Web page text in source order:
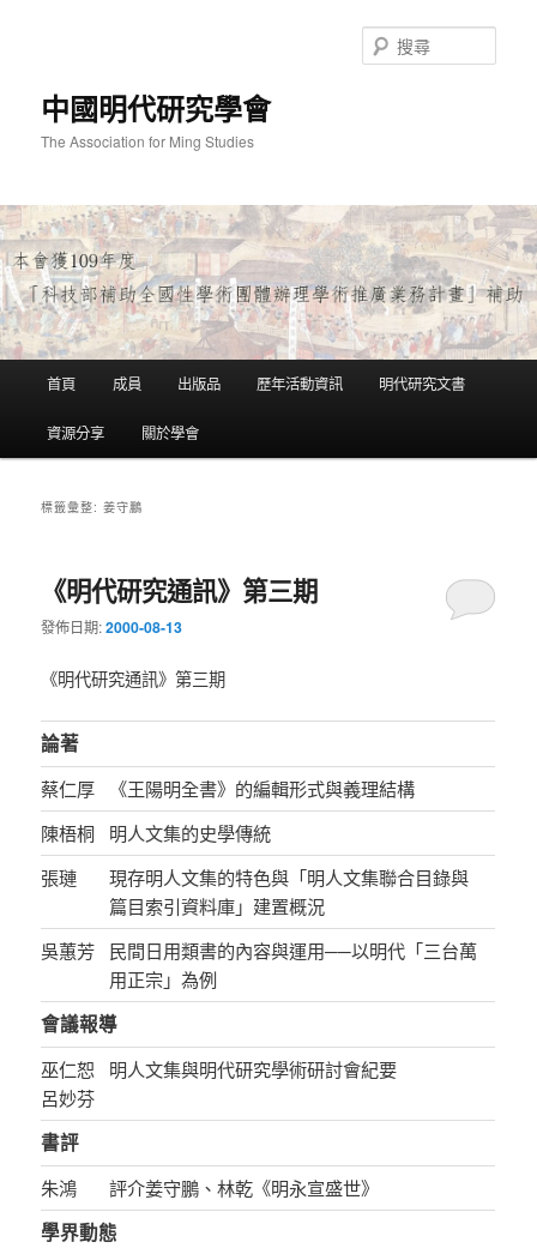
中國明代研究學會
The Association for Ming Studies
尋
首頁 成員 出版品 歷年活動資訊 明代研究文書
資源分享 關於學會
標籤彙整:姜守鵬
《明代研究通訊》第三期
發佈日期:2000-08-13
《明代研究通訊》第三期
論著
蔡仁厚
《王陽明全書》的編輯形式與義理結構
陳梧桐
明人文集的史學傳統
張璉
現存明人文集的特色與「明人文集聯合目錄與
篇目索引資料庫」建置概況
吳蕙芳
民間日用類書的內容與運用──以明代「三台萬
用正宗」為例
會議報導
巫仁恕
呂妙芬
明人文集與明代研究學術研討會紀要
書評
朱鴻 評介姜守鵬、林乾《明永宣盛世》
學界動態